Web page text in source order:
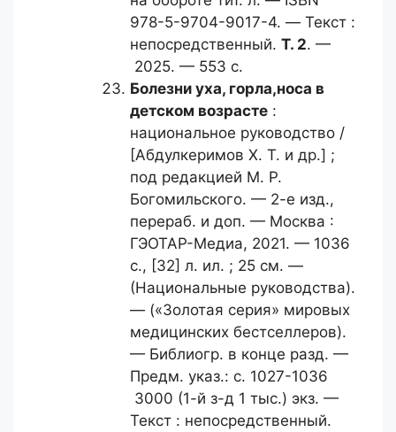
978-5-9704-9017-4. — Текст :
непосредственный. Т. 2. —
2025. — 553 с.
Болезни уха, горла,носа в
детском возрасте :
национальное руководство /
[Абдулкеримов Х. Т. и др.] ;
под редакцией М. Р.
Богомильского. — 2-е изд.,
перераб. и доп. — Москва :
ГЭОТАР-Медиа, 2021. — 1036
с., [32] л. ил. ; 25 см. —
(Национальные руководства).
— («Золотая серия» мировых
медицинских бестселлеров).
— Библиогр. в конце разд. —
Предм. указ.: с. 1027-1036
3000 (1-й з-д 1 тыс.) экз. —
Текст : непосредственный.